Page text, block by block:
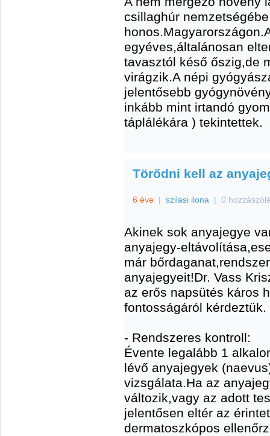
csillaghúr
egyéves,általánosan
tavasztól késő őszig,de
virágzik.A népi
jelentősebb
inkább mint irtandó
táplálékára ) tekintettek.
Törődni kell az
6 éve | szilasi ilona | 0
Akinek sok anyajegye
anyajegy-
már
anyajegyeit!Dr. Vass
az erős napsütés káros
fontosságáról kérdeztük.
- Rendszeres kontroll:
Évente legalább 1
lévő anyajegyek
vizsgálata.Ha az
változik,vagy az adott
jelentősen eltér az
dermatoszkópos